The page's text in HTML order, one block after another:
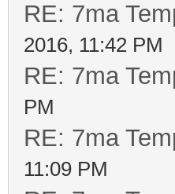
RE: 7ma
2016, 11:42 PM
RE: 7ma
PM
RE: 7ma
11:09 PM